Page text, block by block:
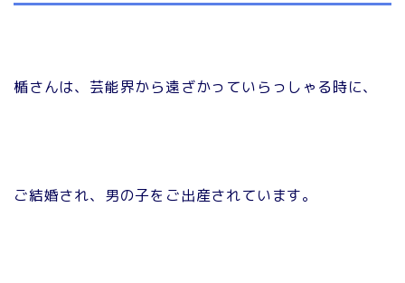
楯さんは、芸能界から遠ざかっていらっしゃる時に、
ご結婚され、男の子をご出産されています。